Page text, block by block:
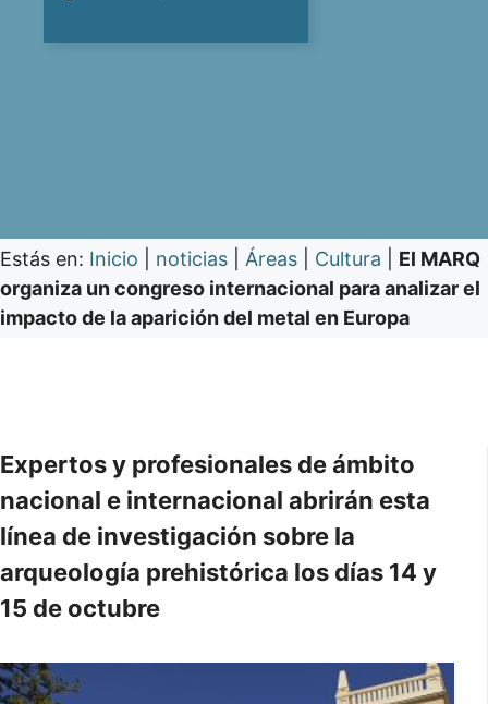
Estás en: Inicio noticias Áreas Cultura
El MARQ
organiza un congreso internacional para analizar el
impacto de la aparición del metal en Europa
Expertos y profesionales de ámbito
nacional e internacional abrirán esta
línea de investigación sobre la
arqueología prehistórica los días 14 y
15 de octubre